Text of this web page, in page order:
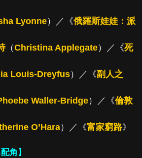
Lyonne）／《俄羅斯娃娃：派
（Christina Applegate）／《死
Louis-Dreyfus）／《副人之
Waller-Bridge）／《倫敦
O’Hara）／《富家窮路》
角】